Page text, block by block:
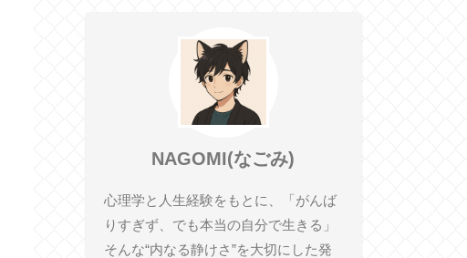
NAGOMI(なごみ)
心理学と人生経験をもとに、「がんば
りすぎず、でも本当の自分で生きる」
そんな“内なる静けさ”を大切にした発